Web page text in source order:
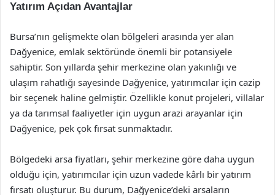
Yatırım Açıdan Avantajlar
Bursa’nın gelişmekte olan bölgeleri arasında yer alan
Dağyenice, emlak sektöründe önemli bir potansiyele
sahiptir. Son yıllarda şehir merkezine olan yakınlığı ve
ulaşım rahatlığı sayesinde Dağyenice, yatırımcılar için cazip
bir seçenek haline gelmiştir. Özellikle konut projeleri, villalar
ya da tarımsal faaliyetler için uygun arazi arayanlar için
Dağyenice, pek çok fırsat sunmaktadır.
Bölgedeki arsa fiyatları, şehir merkezine göre daha uygun
olduğu için, yatırımcılar için uzun vadede kârlı bir yatırım
fırsatı oluşturur. Bu durum, Dağyenice’deki arsaların